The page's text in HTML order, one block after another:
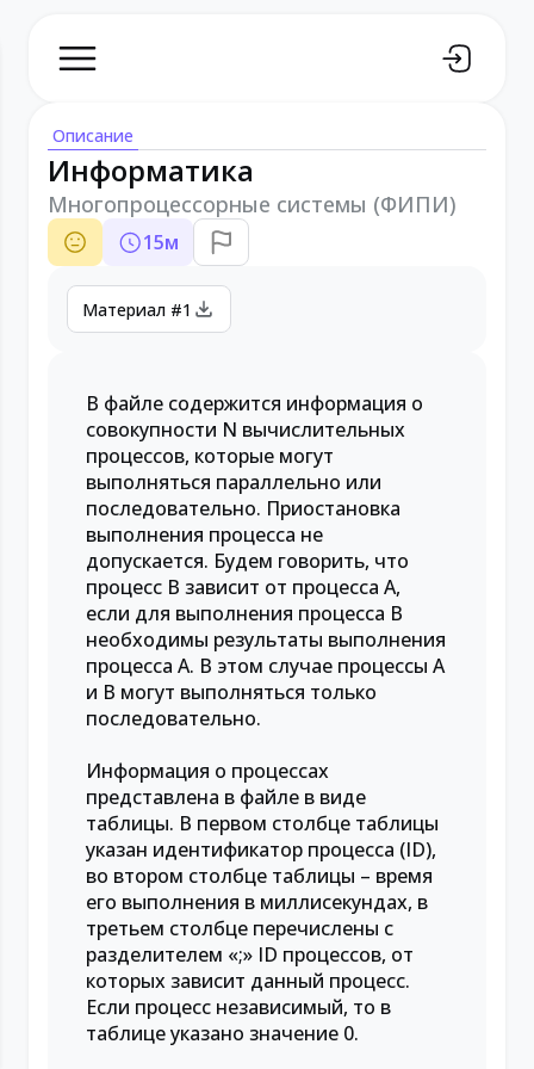
Описание
Информатика
Многопроцессорные системы (ФИПИ)
15м
Материал #1
В файле содержится информация о
совокупности N вычислительных
процессов, которые могут
выполняться параллельно или
последовательно. Приостановка
выполнения процесса не
допускается. Будем говорить, что
процесс B зависит от процесса A,
если для выполнения процесса B
необходимы результаты выполнения
процесса A. В этом случае процессы A
и B могут выполняться только
последовательно.
Информация о процессах
представлена в файле в виде
таблицы. В первом столбце таблицы
указан идентификатор процесса (ID),
во втором столбце таблицы – время
его выполнения в миллисекундах, в
третьем столбце перечислены с
разделителем «;» ID процессов, от
которых зависит данный процесс.
Если процесс независимый, то в
таблице указано значение 0.